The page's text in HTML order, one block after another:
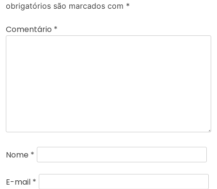
obrigatórios são marcados com *
Comentário *
Nome *
E-mail *